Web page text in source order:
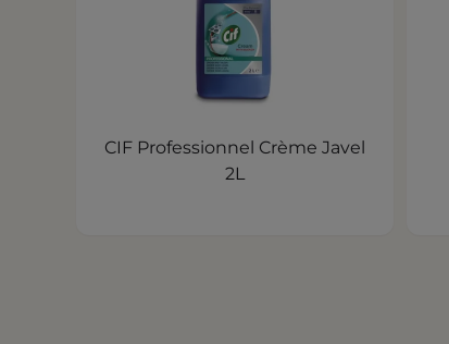
CIF Professionnel Crème Javel
2L